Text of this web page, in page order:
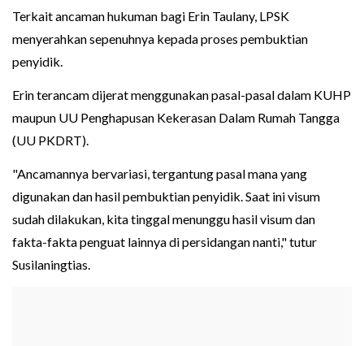
Terkait ancaman hukuman bagi Erin Taulany, LPSK
menyerahkan sepenuhnya kepada proses pembuktian
penyidik.
Erin terancam dijerat menggunakan pasal-pasal dalam KUHP
maupun UU Penghapusan Kekerasan Dalam Rumah Tangga
(UU PKDRT).
"Ancamannya bervariasi, tergantung pasal mana yang
digunakan dan hasil pembuktian penyidik. Saat ini visum
sudah dilakukan, kita tinggal menunggu hasil visum dan
fakta-fakta penguat lainnya di persidangan nanti," tutur
Susilaningtias.